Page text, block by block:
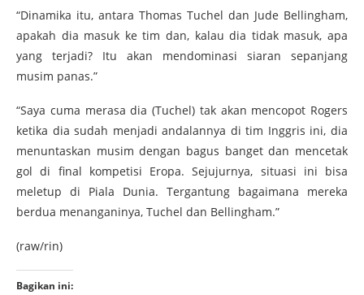
“Dinamika itu, antara Thomas Tuchel dan Jude Bellingham,
apakah dia masuk ke tim dan, kalau dia tidak masuk, apa
yang terjadi? Itu akan mendominasi siaran sepanjang
musim panas.”
“Saya cuma merasa dia (Tuchel) tak akan mencopot Rogers
ketika dia sudah menjadi andalannya di tim Inggris ini, dia
menuntaskan musim dengan bagus banget dan mencetak
gol di final kompetisi Eropa. Sejujurnya, situasi ini bisa
meletup di Piala Dunia. Tergantung bagaimana mereka
berdua menanganinya, Tuchel dan Bellingham.”
(raw/rin)
Bagikan ini: